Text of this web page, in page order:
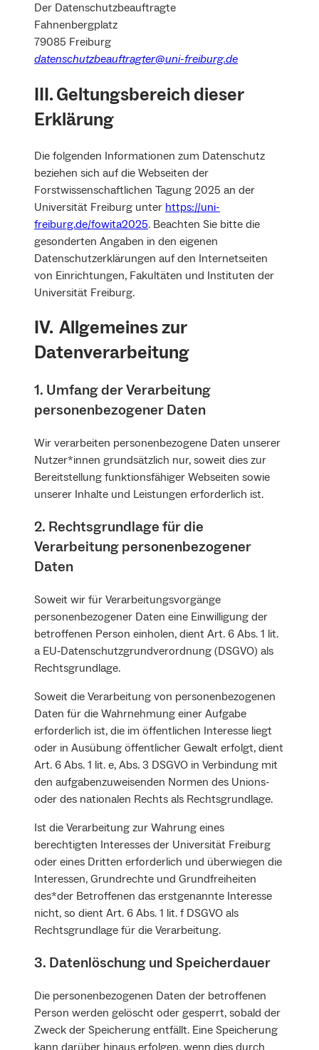
Der Datenschutzbeauftragte
Fahnenbergplatz
79085 Freiburg
datenschutzbeauftragter@uni-freiburg.de
III. Geltungsbereich dieser
Erklärung
Die folgenden Informationen zum Datenschutz
beziehen sich auf die Webseiten der
Forstwissenschaftlichen Tagung 2025 an der
Universität Freiburg unter https://uni-
freiburg.de/fowita2025. Beachten Sie bitte die
gesonderten Angaben in den eigenen
Datenschutzerklärungen auf den Internetseiten
von Einrichtungen, Fakultäten und Instituten der
Universität Freiburg.
IV. Allgemeines zur
Datenverarbeitung
1. Umfang der Verarbeitung
personenbezogener Daten
Wir verarbeiten personenbezogene Daten unserer
Nutzer*innen grundsätzlich nur, soweit dies zur
Bereitstellung funktionsfähiger Webseiten sowie
unserer Inhalte und Leistungen erforderlich ist.
2. Rechtsgrundlage für die
Verarbeitung personenbezogener
Daten
Soweit wir für Verarbeitungsvorgänge
personenbezogener Daten eine Einwilligung der
betroffenen Person einholen, dient Art. 6 Abs. 1 lit.
a EU‐Datenschutzgrundverordnung (DSGVO) als
Rechtsgrundlage.
Soweit die Verarbeitung von personenbezogenen
Daten für die Wahrnehmung einer Aufgabe
erforderlich ist, die im öffentlichen Interesse liegt
oder in Ausübung öffentlicher Gewalt erfolgt, dient
Art. 6 Abs. 1 lit. e, Abs. 3 DSGVO in Verbindung mit
den aufgabenzuweisenden Normen des Unions-
oder des nationalen Rechts als Rechtsgrundlage.
Ist die Verarbeitung zur Wahrung eines
berechtigten Interesses der Universität Freiburg
oder eines Dritten erforderlich und überwiegen die
Interessen, Grundrechte und Grundfreiheiten
des*der Betroffenen das erstgenannte Interesse
nicht, so dient Art. 6 Abs. 1 lit. f DSGVO als
Rechtsgrundlage für die Verarbeitung.
3. Datenlöschung und Speicherdauer
Die personenbezogenen Daten der betroffenen
Person werden gelöscht oder gesperrt, sobald der
Zweck der Speicherung entfällt. Eine Speicherung